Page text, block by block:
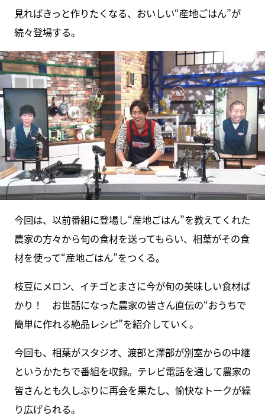
見ればきっと作りたくなる、おいしい“産地ごはん”が
続々登場する。
今回は、以前番組に登場し“産地ごはん”を教えてくれた
農家の方々から旬の食材を送ってもらい、相葉がその食
材を使って“産地ごはん”をつくる。
枝豆にメロン、イチゴとまさに今が旬の美味しい食材ば
かり！ お世話になった農家の皆さん直伝の“おうちで
簡単に作れる絶品レシピ”を紹介していく。
今回も、相葉がスタジオ、渡部と澤部が別室からの中継
というかたちで番組を収録。テレビ電話を通して農家の
皆さんとも久しぶりに再会を果たし、愉快なトークが繰
り広げられる。